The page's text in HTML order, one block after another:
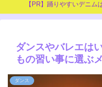
【PR】踊りやすいデニ
ダンスやバレエは
もの習い事に選ぶ
ダンス